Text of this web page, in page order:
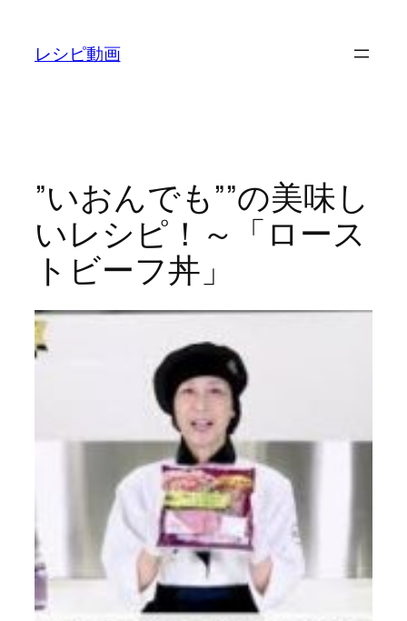
レシピ動画
”いおんでも””の美味し
いレシピ！～「ロース
トビーフ丼」